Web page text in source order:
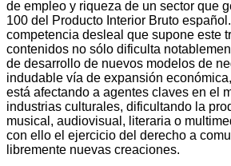
de empleo y riqueza de un sector que
100 del Producto Interior Bruto
competencia desleal que supone este
contenidos no sólo dificulta
de desarrollo de nuevos modelos de
indudable vía de expansión
está afectando a agentes claves en el
industrias culturales, dificultando la
musical, audiovisual, literaria o
con ello el ejercicio del derecho a
libremente nuevas creaciones.